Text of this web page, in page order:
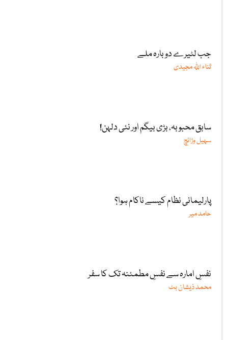
جب لٹیرے دوبارہ ملے
ثناء اللّٰہ مجیدی
سابق محبوبہ، بڑی بیگم اور نئی دلہن!
سہیل وڑائچ
پارلیمانی نظام کیسے ناکام ہوا؟
حامد میر
نفسِ امارہ سے نفسِ مطمئنہ تک کا سفر
محمد ذیشان بٹ